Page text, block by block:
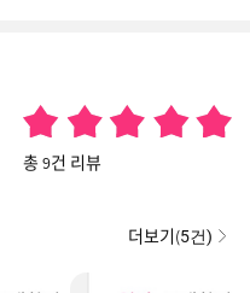
총 9건 리뷰
더보기(5건)